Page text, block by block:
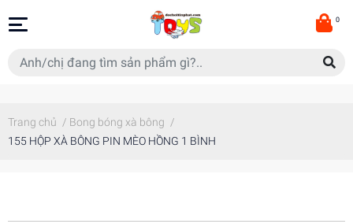
0
Trang chủ / Bong bóng xà bông /
155 HỘP XÀ BÔNG PIN MÈO HỒNG 1 BÌNH